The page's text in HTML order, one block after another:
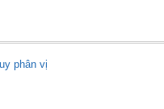
phân vị